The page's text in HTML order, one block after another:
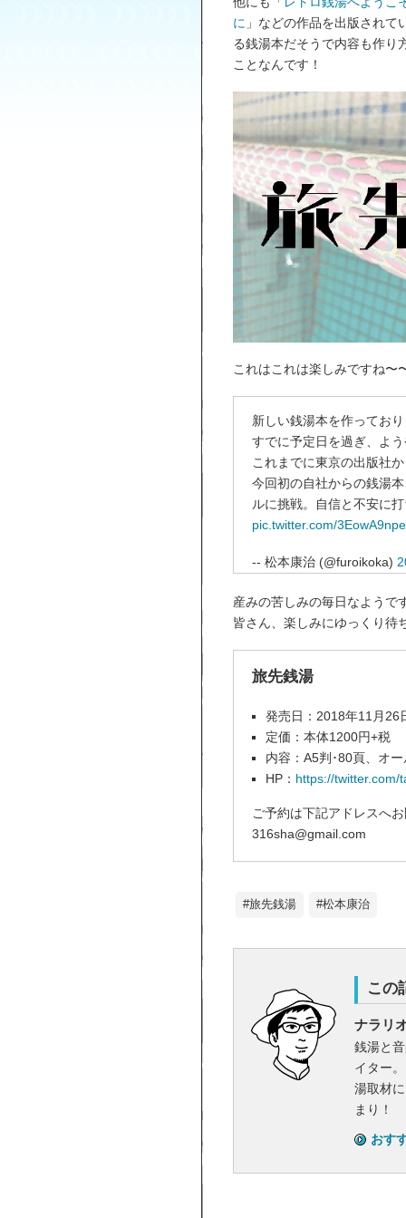
に 」などの作品を出版され
る銭湯本だそうで内容も作り
ことなんです！
これはこれは楽しみですね〜
新しい銭湯本を作ってお
すでに予定日を過ぎ、よ
これまでに東京の出版社
今回初の自社からの銭湯
ルに挑戦。自信と不安に
pic.twitter.com/
-- 松本康治 (@furoikoka)
産みの苦しみの毎日なようで
皆さん、楽しみにゆっくり待
旅先銭湯
発売日：2018年11月26
定価：本体1200円+税
内容：A5判･80頁、オ
HP： https://twitter.com/
ご予約は下記アドレスへお
316sha@gmail.com
#旅先銭湯 #松本康治
この
ナラリ
銭湯と
イター
湯取材
まり！
おす